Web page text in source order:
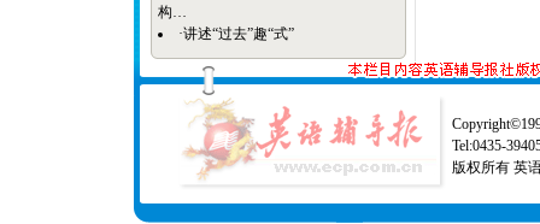
构…
·讲述“过去”趣“式”
Tel:0435-
版权所有 英